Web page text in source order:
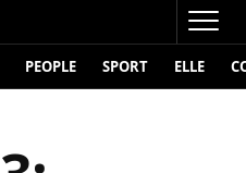
PEOPLE SPORT ELLE